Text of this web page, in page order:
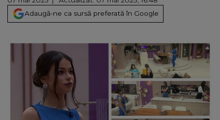
Adaugă-ne ca sursă preferată în Google